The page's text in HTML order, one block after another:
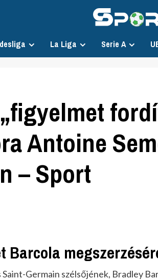
La Liga Serie A
Antoine
– Sport
Barcola
Germain szélsőjének, Bradley